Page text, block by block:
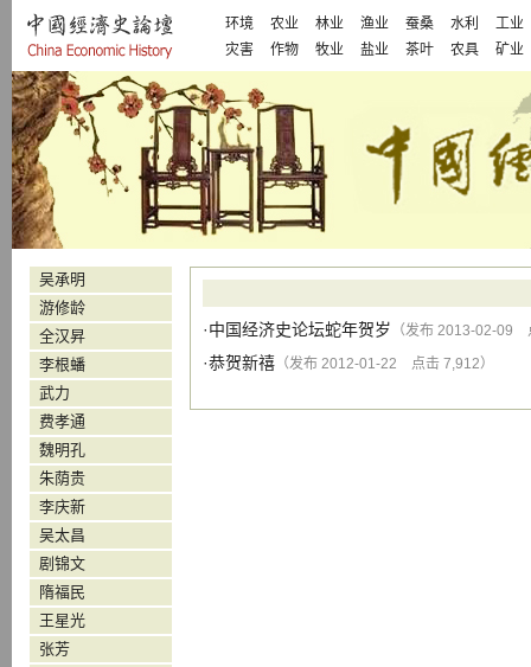
环境 农业 林业 渔业 蚕桑 水利
工业
灾害
作物 牧业 盐业 茶叶 农具 矿业
·中国经济史论坛蛇年贺岁 （发布 2013-02-09
·恭贺新禧 （发布 2012-01-22 点击 7,912）
吴承明
游修龄
全汉昇
李根蟠
武力
费孝通
魏明孔
朱荫贵
李庆新
吴太昌
剧锦文
隋福民
王星光
张芳